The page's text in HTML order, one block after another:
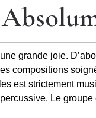
grande joie.
compositions
est strictement
Le